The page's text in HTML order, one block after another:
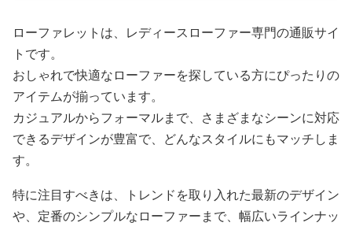
ローファレットは、レディースローファー専門の通販サイ
トです。
おしゃれで快適なローファーを探している方にぴったりの
アイテムが揃っています。
カジュアルからフォーマルまで、さまざまなシーンに対応
できるデザインが豊富で、どんなスタイルにもマッチしま
す。
特に注目すべきは、トレンドを取り入れた最新のデザイン
や、定番のシンプルなローファーまで、幅広いラインナッ